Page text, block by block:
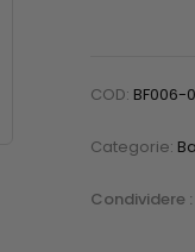
COD: BF006-
Categorie:
Condividere :